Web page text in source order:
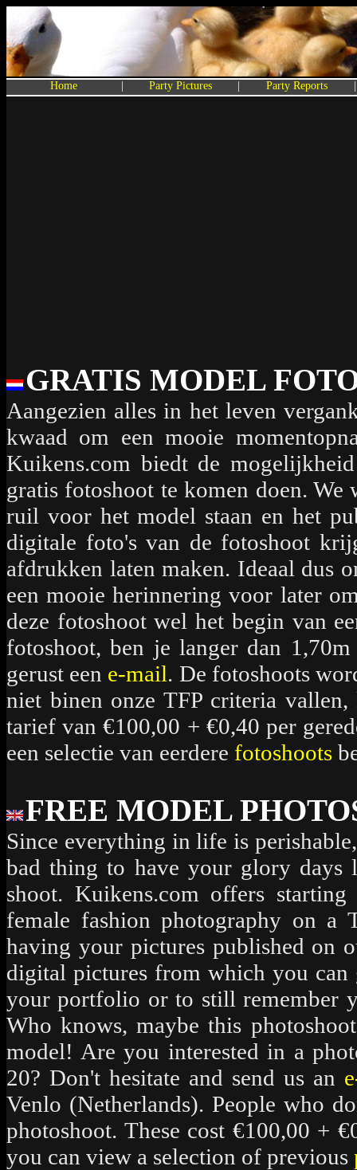
Home Party Pictures Party Reports
GRATIS MODEL
Aangezien alles in het leven
kwaad om een mooie
Kuikens.com biedt de
gratis fotoshoot te komen doen.
ruil voor het model staan en het
digitale foto's van de fotoshoot
afdrukken laten maken. Ideaal dus
een mooie herinnering voor later
deze fotoshoot wel het begin van
fotoshoot, ben je langer dan
gerust een e-mail. De fotoshoots
niet binen onze TFP criteria vallen,
tarief van €100,00 + €0,40 per
een selectie van eerdere fotoshoots
FREE MODEL
Since everything in life is
bad thing to have your glory days
shoot. Kuikens.com offers
female fashion photography on a
having your pictures published on
digital pictures from which you
your portfolio or to still remember
Who knows, maybe this
model! Are you interested in a
20? Don't hesitate and send us an
Venlo (Netherlands). People who
photoshoot. These cost €100,00 +
you can view a selection of previous